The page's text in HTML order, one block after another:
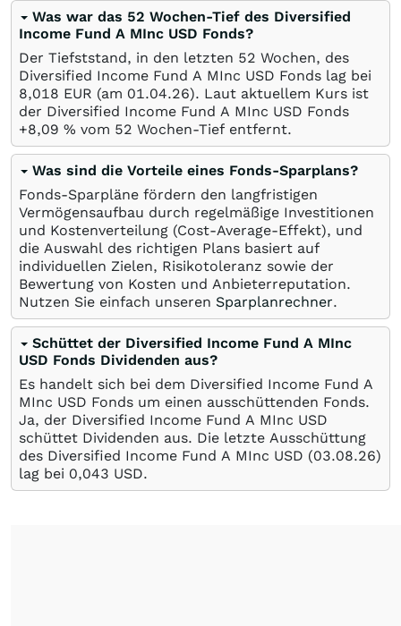
Was war das 52 Wochen-Tief des Diversified
Income Fund A MInc USD Fonds?
Der Tiefststand, in den letzten 52 Wochen, des
Diversified Income Fund A MInc USD Fonds lag bei
8,018 EUR (am 01.04.26). Laut aktuellem Kurs ist
der Diversified Income Fund A MInc USD Fonds
+8,09 % vom 52 Wochen-Tief entfernt.
Was sind die Vorteile eines Fonds-Sparplans?
Fonds-Sparpläne fördern den langfristigen
Vermögensaufbau durch regelmäßige Investitionen
und Kostenverteilung (Cost-Average-Effekt), und
die Auswahl des richtigen Plans basiert auf
individuellen Zielen, Risikotoleranz sowie der
Bewertung von Kosten und Anbieterreputation.
Nutzen Sie einfach unseren Sparplanrechner.
Schüttet der Diversified Income Fund A MInc
USD Fonds Dividenden aus?
Es handelt sich bei dem Diversified Income Fund A
MInc USD Fonds um einen ausschüttenden Fonds.
Ja, der Diversified Income Fund A MInc USD
schüttet Dividenden aus. Die letzte Ausschüttung
des Diversified Income Fund A MInc USD (03.08.26)
lag bei 0,043 USD.